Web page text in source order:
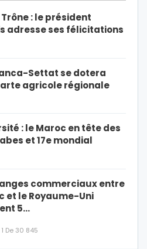
: le président
adresse ses félicitations
Settat se dotera
agricole régionale
: le Maroc en tête des
et 17e mondial
commerciaux entre
et le Royaume-Uni
5…
1 De 30 845